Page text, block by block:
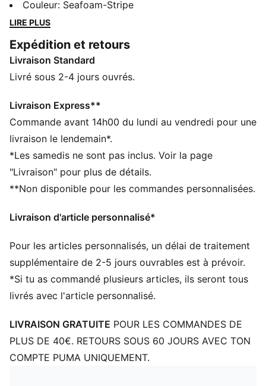
détente. Pour chiller à la maison, prendre un café ou
pour t’activer, ces modèles trouvent l’équilibre parfait
conçus pour que tu te sentes bien toute la journée.
CARACTÉRISTIQUES + AVANTAGES
Confectionné avec un minimum de 50 % de matériaux
DÉTAILS
Casquette style baseball
Visière pré-courbée
Fermeture de la sangle avec crochet et boucle
Logo PUMA N° 1 brodé
Couleur: Seafoam-Stripe
LIRE PLUS
Expédition et retours
Livraison Standard
Livré sous 2-4 jours ouvrés.
Livraison Express**
Commande avant 14h00 du lundi au vendredi pour une
livraison le lendemain*.
*Les samedis ne sont pas inclus. Voir la page
"Livraison" pour plus de détails.
**Non disponible pour les commandes personnalisées.
Livraison d'article personnalisé*
Pour les articles personnalisés, un délai de traitement
supplémentaire de 2-5 jours ouvrables est à prévoir.
*Si tu as commandé plusieurs articles, ils seront tous
livrés avec l'article personnalisé.
LIVRAISON GRATUITE POUR LES COMMANDES DE
PLUS DE 40€. RETOURS SOUS 60 JOURS AVEC TON
COMPTE PUMA UNIQUEMENT.